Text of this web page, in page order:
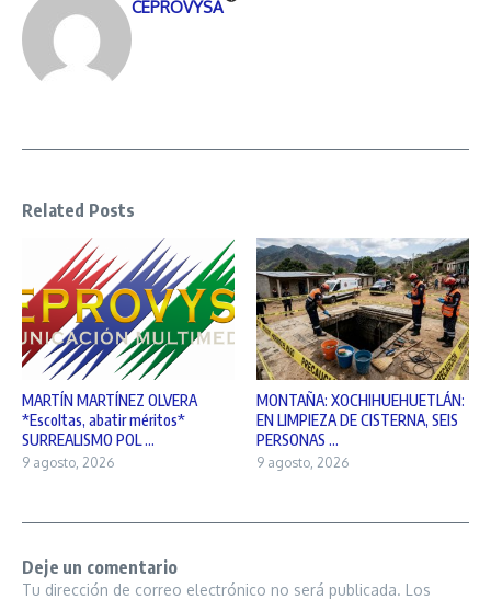
CEPROVYSA
Related Posts
MARTÍN MARTÍNEZ OLVERA
*Escoltas, abatir méritos*
SURREALISMO POL ...
9 agosto, 2026
MONTAÑA: XOCHIHUEHUETLÁN:
EN LIMPIEZA DE CISTERNA, SEIS
PERSONAS ...
9 agosto, 2026
Deje un comentario
Tu dirección de correo electrónico no será publicada. Los